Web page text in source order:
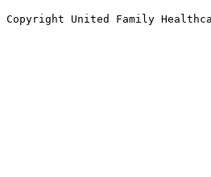
Copyright United Family